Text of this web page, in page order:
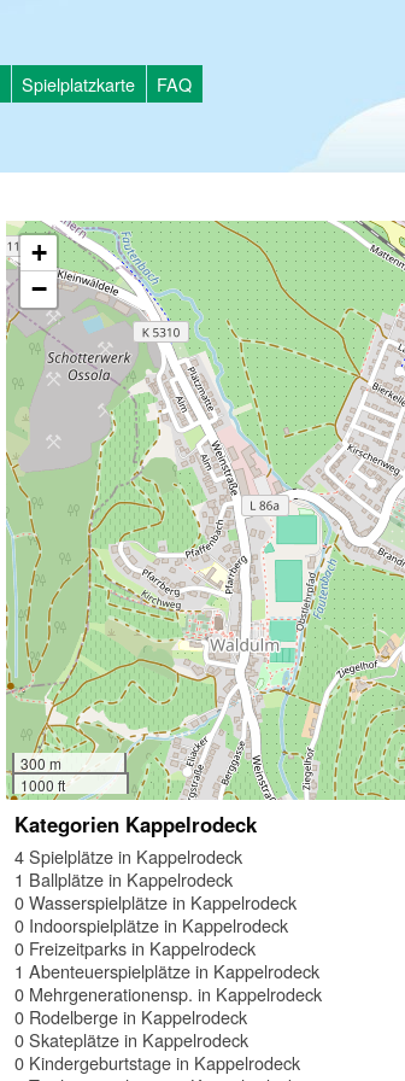
Spielplatzkarte FAQ
+
−
300 m
1000 ft
Kategorien Kappelrodeck
4 Spielplätze in Kappelrodeck
1 Ballplätze in Kappelrodeck
0 Wasserspielplätze in Kappelrodeck
0 Indoorspielplätze in Kappelrodeck
0 Freizeitparks in Kappelrodeck
1 Abenteuerspielplätze in Kappelrodeck
0 Mehrgenerationensp. in Kappelrodeck
0 Rodelberge in Kappelrodeck
0 Skateplätze in Kappelrodeck
0 Kindergeburtstage in Kappelrodeck